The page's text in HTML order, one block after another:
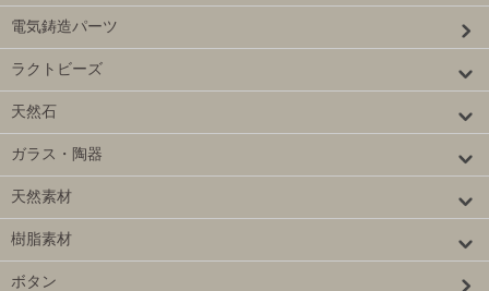
電気鋳造パーツ
ラクトビーズ
天然石
ガラス・陶器
天然素材
樹脂素材
ボタン